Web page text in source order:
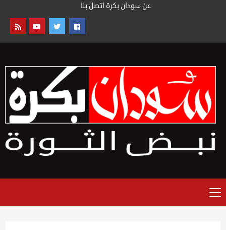
عن سودان بكرة اتصل بنا
القائمة